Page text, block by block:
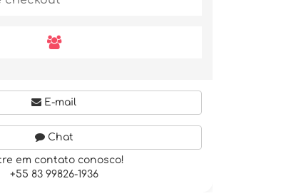
E-mail
Chat
em contato conosco!
+55 83 99826-1936